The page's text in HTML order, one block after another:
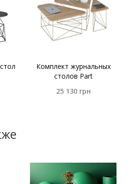
Комплект журнальных
столов Part
25 130 грн